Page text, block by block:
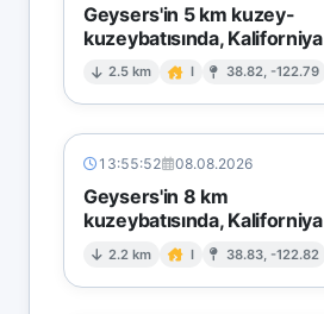
Geysers'in 5 km kuzey-
kuzeybatısında, Kaliforniya
2.5 km I 38.82, -122.79
13:55:52 08.08.2026
Geysers'in 8 km
kuzeybatısında, Kaliforniya
2.2 km I 38.83, -122.82